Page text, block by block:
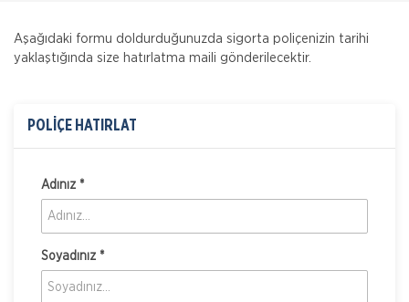
İletişim
Aşağıdaki formu doldurduğunuzda sigorta poliçenizin tarihi
yaklaştığında size hatırlatma maili gönderilecektir.
POLİÇE HATIRLAT
Adınız *
Soyadınız *